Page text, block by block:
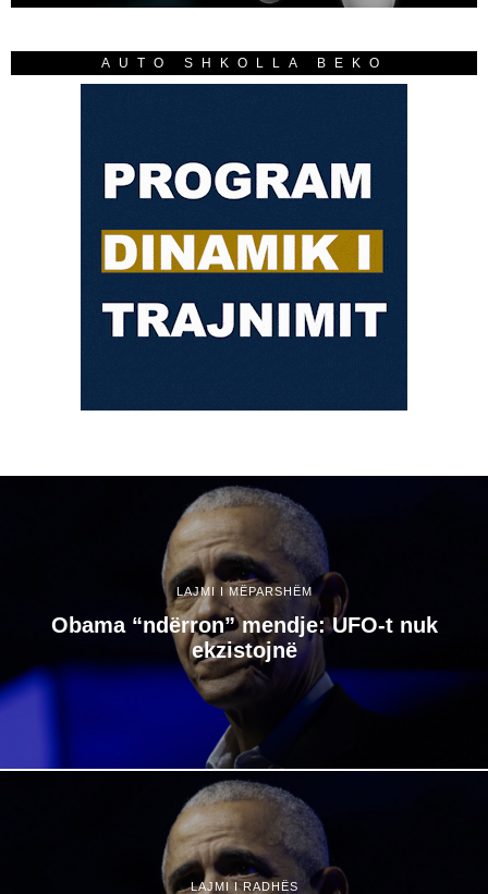
AUTO SHKOLLA BEKO
LAJMI I MËPARSHËM
Obama “ndërron” mendje: UFO-t nuk
ekzistojnë
LAJMI I RADHËS